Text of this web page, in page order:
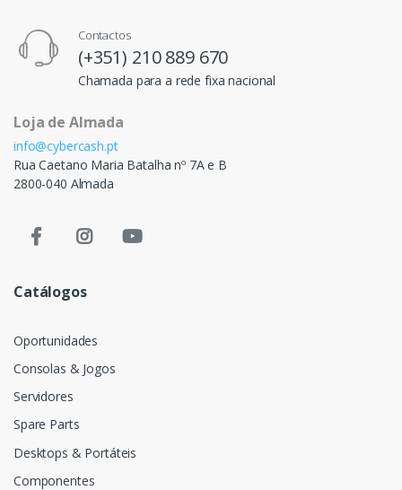
Contactos
(+351) 210 889 670
Chamada para a rede fixa nacional
Loja de Almada
info@cybercash.pt
Rua Caetano Maria Batalha nº 7A e B
2800-040 Almada
Catálogos
Oportunidades
Consolas & Jogos
Servidores
Spare Parts
Desktops & Portáteis
Componentes